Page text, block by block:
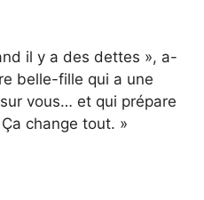
il y a des dettes », a-
belle-fille qui a une
vous… et qui prépare
change tout. »